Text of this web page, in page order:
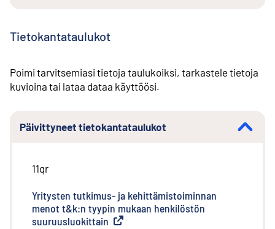
Tietokantataulukot
Poimi tarvitsemiasi tietoja taulukoiksi, tarkastele tietoja
kuvioina tai lataa dataa käyttöösi.
Päivittyneet tietokantataulukot
11qr
Yritysten tutkimus- ja kehittämistoiminnan
menot t&k:n tyypin mukaan henkilöstön
suuruusluokittain Ulkoinen linkki